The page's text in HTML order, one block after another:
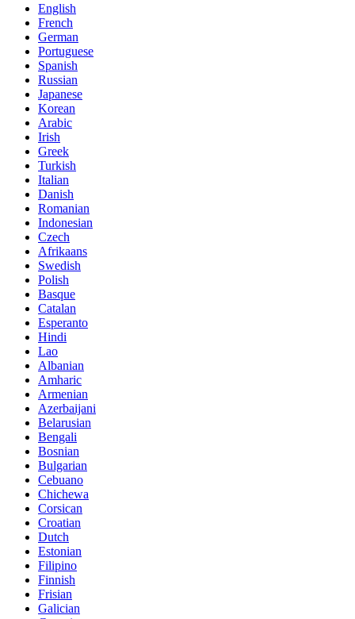
English
French
German
Portuguese
Spanish
Russian
Japanese
Korean
Arabic
Irish
Greek
Turkish
Italian
Danish
Romanian
Indonesian
Czech
Afrikaans
Swedish
Polish
Basque
Catalan
Esperanto
Hindi
Lao
Albanian
Amharic
Armenian
Azerbaijani
Belarusian
Bengali
Bosnian
Bulgarian
Cebuano
Chichewa
Corsican
Croatian
Dutch
Estonian
Filipino
Finnish
Frisian
Galician